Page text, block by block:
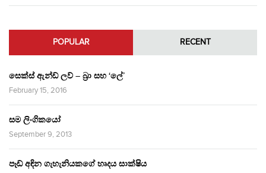
POPULAR RECENT
සෙක්ස් ඇන්ඩ් ලව් – බ්‍රා සහ ‘ලේ’
February 15, 2016
සම ලිංගිකයෝ
September 9, 2013
පෑඩ් අඳින ගැහැනියකගේ හෘදය සාක්ෂිය